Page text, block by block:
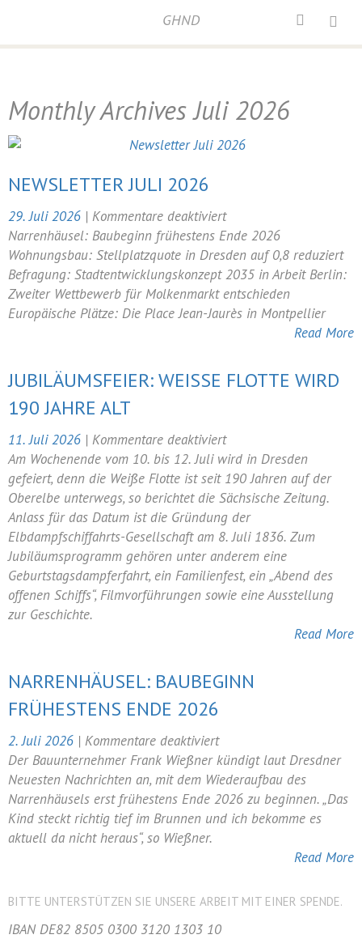
Archives for Juli 2026
Monthly ArchivesJuli 2026
NEWSLETTER JULI 2026
29. Juli 2026 | Kommentare deaktiviertfür
Newsletter
Juli
2026
Narrenhäusel: Baubeginn frühestens Ende 2026
Wohnungsbau: Stellplatzquote in Dresden auf 0,8 reduziert
Befragung: Stadtentwicklungskonzept 2035 in Arbeit Berlin:
Zweiter Wettbewerb für Molkenmarkt entschieden
Europäische Plätze: Die Place Jean-Jaurès in Montpellier
Read More
JUBILÄUMSFEIER: WEISSE FLOTTE WIRD 1
90 JAHRE ALT
11. Juli 2026 | Kommentare deaktiviertfür
Jubiläumsfeier:
Weiße
Flotte
wird
190
Jahre
alt
Am Wochenende vom 10. bis 12. Juli wird in Dresden
gefeiert, denn die Weiße Flotte ist seit 190 Jahren auf der
Oberelbe unterwegs, so berichtet die Sächsische Zeitung.
Anlass für das Datum ist die Gründung der
Elbdampfschiffahrts-Gesellschaft am 8. Juli 1836. Zum
Jubiläumsprogramm gehören unter anderem eine
Geburtstagsdampferfahrt, ein Familienfest, ein „Abend des
offenen Schiffs“, Filmvorführungen sowie eine Ausstellung
zur Geschichte.
Read More
NARRENHÄUSEL: BAUBEGINN
FRÜHESTENS ENDE 2026
2. Juli 2026 | Kommentare deaktiviertfür
Narrenhäusel:
Baubeginn
frühestens
Ende
Der Bauunternehmer Frank Wießner kündigt laut Dresdner
Neuesten Nachrichten an, mit dem Wiederaufbau des
Narrenhäusels erst frühestens Ende 2026 zu beginnen. „Das
Kind steckt richtig tief im Brunnen und ich bekomme es
aktuell da nicht heraus“, so Wießner.
Read More
BITTE UNTERSTÜTZEN SIE UNSERE ARBEIT MIT EINER SPENDE.
IBAN DE82 8505 0300 3120 1303 10
GHND